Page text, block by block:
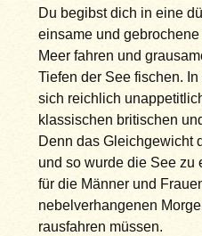
Du begibst dich in eine
einsame und
Meer fahren und
Tiefen der See fischen.
sich reichlich
klassischen britischen
Denn das Gleichgewicht
und so wurde die See zu
für die Männer und
nebelverhangenen
rausfahren müssen.